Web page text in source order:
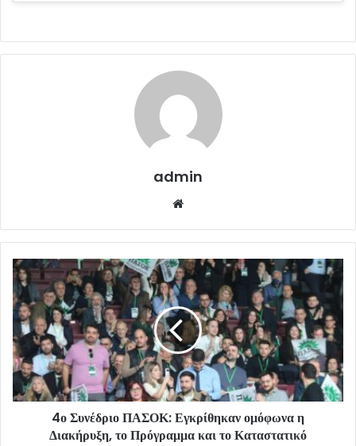
admin
4ο Συνέδριο ΠΑΣΟΚ: Εγκρίθηκαν ομόφωνα η
Διακήρυξη, το Πρόγραμμα και το Καταστατικό